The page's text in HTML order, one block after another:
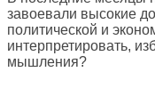
завоевали высокие
политической и
интерпретировать,
мышления?